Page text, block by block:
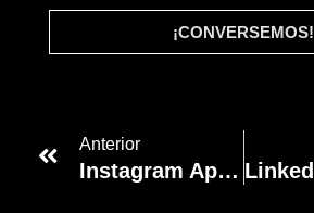
¡CONVERSEMOS!
Anterior
Instagram Apuesta Por La Publicidad